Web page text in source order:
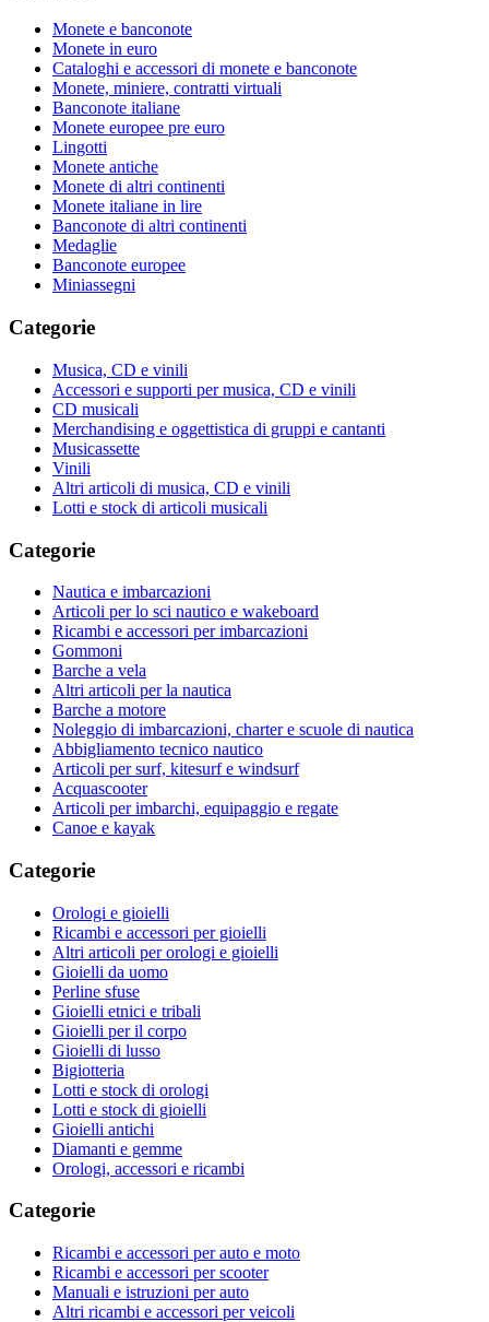
Monete e banconote
Monete in euro
Cataloghi e accessori di monete e banconote
Monete, miniere, contratti virtuali
Banconote italiane
Monete europee pre euro
Lingotti
Monete antiche
Monete di altri continenti
Monete italiane in lire
Banconote di altri continenti
Medaglie
Banconote europee
Miniassegni
Categorie
Musica, CD e vinili
Accessori e supporti per musica, CD e vinili
CD musicali
Merchandising e oggettistica di gruppi e cantanti
Musicassette
Vinili
Altri articoli di musica, CD e vinili
Lotti e stock di articoli musicali
Categorie
Nautica e imbarcazioni
Articoli per lo sci nautico e wakeboard
Ricambi e accessori per imbarcazioni
Gommoni
Barche a vela
Altri articoli per la nautica
Barche a motore
Noleggio di imbarcazioni, charter e scuole di nautica
Abbigliamento tecnico nautico
Articoli per surf, kitesurf e windsurf
Acquascooter
Articoli per imbarchi, equipaggio e regate
Canoe e kayak
Categorie
Orologi e gioielli
Ricambi e accessori per gioielli
Altri articoli per orologi e gioielli
Gioielli da uomo
Perline sfuse
Gioielli etnici e tribali
Gioielli per il corpo
Gioielli di lusso
Bigiotteria
Lotti e stock di orologi
Lotti e stock di gioielli
Gioielli antichi
Diamanti e gemme
Orologi, accessori e ricambi
Categorie
Ricambi e accessori per auto e moto
Ricambi e accessori per scooter
Manuali e istruzioni per auto
Altri ricambi e accessori per veicoli